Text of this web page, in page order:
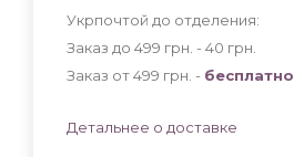
Укрпочтой до отделения:
Заказ до 499 грн. - 40 грн
Заказ от 499 грн. - бесплатно
Детальнее о доставке